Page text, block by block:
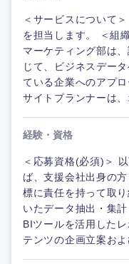
＜サービスについて
を担当します。 ＜組
マーケティング部は
じて、ビジネスデー
ている企業へのアプ
サイトプランナーは
経験・資格
＜応募資格(必須)＞
ば、支援会社出身の
標に責任を持って取
いたデータ抽出・集
BIツールを活用した
テンツの企画立案お